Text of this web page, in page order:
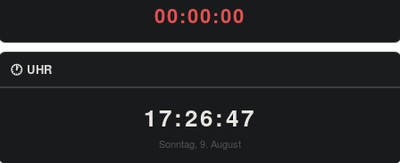
00:00:00
🕐 UHR
17:26:47
Sonntag, 9. August